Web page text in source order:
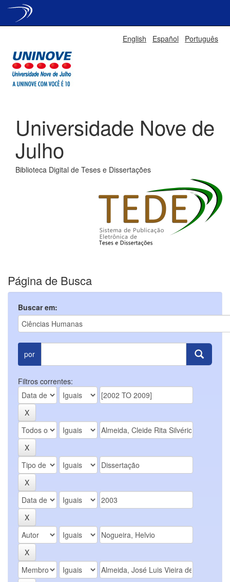
English Español Português
Universidade Nove de
Julho
Biblioteca Digital de Teses e Dissertações
Página de Busca
Buscar em:
por
Filtros correntes: